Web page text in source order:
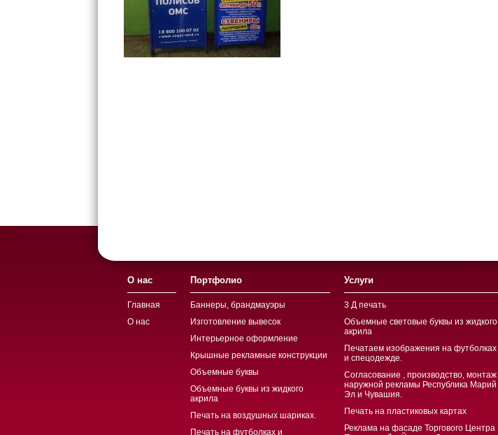
О нас
Главная
О нас
Портфолио
Баннеры, брандмауэры
Изготовление вывесок
Интерьерное оформление
Крышные рекламные конструкции
Объемные буквы
Объемные буквы из жидкого
акрила
Печать на воздушных шариках.
Печать на футболках и
Услуги
3 Д печать
Объемные световые буквы из жидкого
акрила
Печатаем изображения на футболках
и спецодежде.
Согласование , производство, монтаж
наружной рекламы Республика Марий
Эл и Чувашия.
Печать на пластиковых картах
Реклама на фасаде Торгового Центра